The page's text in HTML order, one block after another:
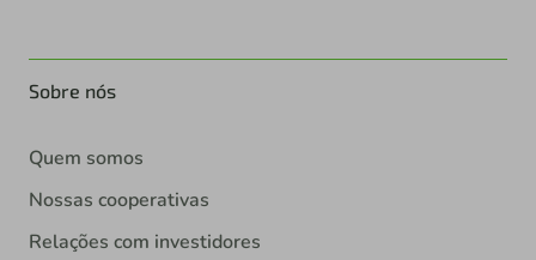
Sobre nós
Quem somos
Nossas cooperativas
Relações com investidores